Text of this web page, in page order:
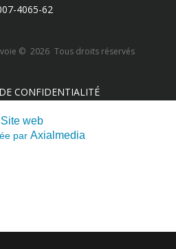
© 2026 Tous droits réservés
4065-62
CONFIDENTIALITÉ
Site web
par Axialmedia